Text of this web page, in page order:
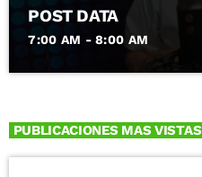
POST DATA
7:00 AM - 8:00 AM
PUBLICACIONES MAS VISTAS